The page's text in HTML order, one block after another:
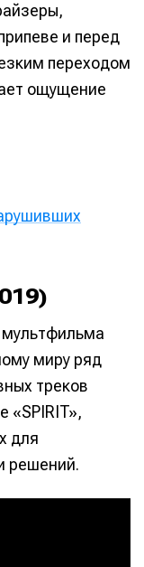
и перед
переходом
ощущение
миру ряд
треков
«SPIRIT»,
для
решений.